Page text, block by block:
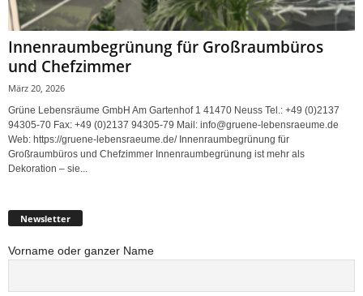
Innenraumbegrünung für Großraumbüros
und Chefzimmer
März 20, 2026
Grüne Lebensräume GmbH Am Gartenhof 1 41470 Neuss Tel.: +49 (0)2137
94305-70 Fax: +49 (0)2137 94305-79 Mail: info@gruene-lebensraeume.de
Web: https://gruene-lebensraeume.de/ Innenraumbegrünung für
Großraumbüros und Chefzimmer Innenraumbegrünung ist mehr als
Dekoration – sie...
Newsletter
Vorname oder ganzer Name